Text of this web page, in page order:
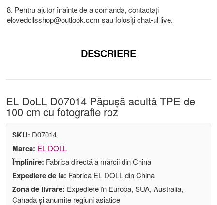
8. Pentru ajutor înainte de a comanda, contactați
elovedollsshop@outlook.com sau folosiți chat-ul live.
DESCRIERE
EL DoLL D07014 Păpușă adultă TPE de
100 cm cu fotografie roz
SKU: D07014
Marca: EL DOLL
Împlinire: Fabrica directă a mărcii din China
Expediere de la: Fabrica EL DOLL din China
Zona de livrare: Expediere în Europa, SUA, Australia,
Canada și anumite regiuni asiatice